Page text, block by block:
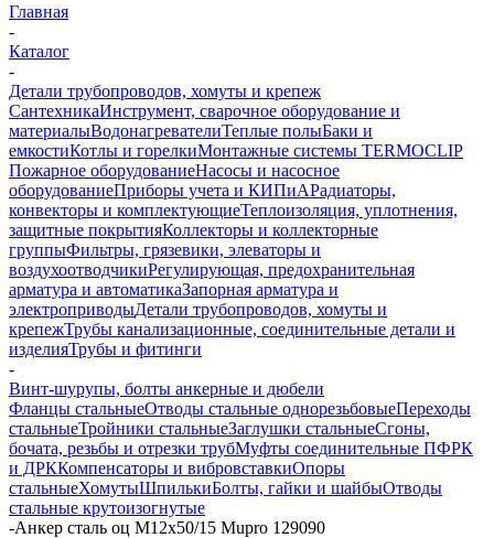
Главная
-
Каталог
-
Детали трубопроводов, хомуты и крепеж
СантехникаИнструмент, сварочное оборудование и
материалыВодонагревателиТеплые полыБаки и
емкостиКотлы и горелкиМонтажные системы TERMOCLIP
Пожарное оборудованиеНасосы и насосное
оборудованиеПриборы учета и КИПиАРадиаторы,
конвекторы и комплектующиеТеплоизоляция, уплотнения,
защитные покрытияКоллекторы и коллекторные
группыФильтры, грязевики, элеваторы и
воздухоотводчикиРегулирующая, предохранительная
арматура и автоматикаЗапорная арматура и
электроприводыДетали трубопроводов, хомуты и
крепежТрубы канализационные, соединительные детали и
изделияТрубы и фитинги
-
Винт-шурупы, болты анкерные и дюбели
Фланцы стальныеОтводы стальные однорезьбовыеПереходы
стальныеТройники стальныеЗаглушки стальныеСгоны,
бочата, резьбы и отрезки трубМуфты соединительные ПФРК
и ДРККомпенсаторы и вибровставкиОпоры
стальныеХомутыШпилькиБолты, гайки и шайбыОтводы
стальные крутоизогнутые
-Анкер сталь оц М12х50/15 Mupro 129090